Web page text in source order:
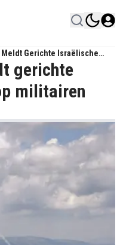
Meldt Gerichte Israëlische
gerichte
militairen